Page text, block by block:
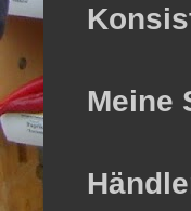
Meine